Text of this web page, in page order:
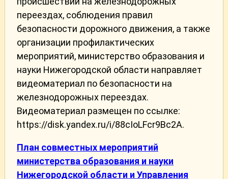
переездах, соблюдения правил
безопасности дорожного движения, а также
организации профилактических
мероприятий, министерство образования и
науки Нижегородской области направляет
видеоматериал по безопасности на
железнодорожных переездах.
Видеоматериал размещен по ссылке:
https://disk.yandex.ru/i/88cIoLFcr9Bc2A.
План совместных мероприятий
министерства образования и науки
Нижегородской области и Управления